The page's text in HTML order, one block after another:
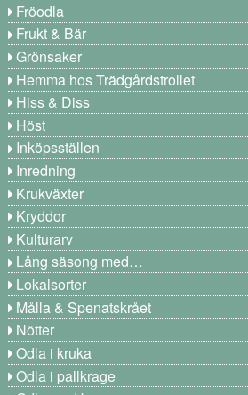
Fröodla
Frukt & Bär
Grönsaker
Hemma hos Trädgårdstrollet
Hiss & Diss
Höst
Inköpsställen
Inredning
Krukväxter
Kryddor
Kulturarv
Lång säsong med…
Lokalsorter
Målla & Spenatskrået
Nötter
Odla i kruka
Odla i pallkrage